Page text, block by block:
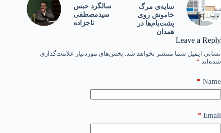
سایه‌ی مرگ
خاموش روی
پشت‌بام‌ها در
همدان
سالگرد حبس
سیدمصطفی
تاجزاده
Leave a Reply
نشانی ایمیل شما منتشر نخواهد شد. بخش‌های موردنیاز علامت‌گذاری
شده‌اند *
Name
*
Email
*